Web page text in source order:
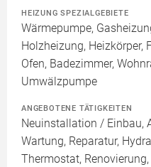
HEIZUNG SPEZIALGEBIETE
Wärmepumpe,
Holzheizung, Heizkörper,
Ofen, Badezimmer,
Umwälzpumpe
ANGEBOTENE TÄTIGKEITEN
Neuinstallation / Einbau,
Wartung, Reparatur,
Thermostat,